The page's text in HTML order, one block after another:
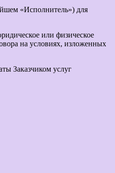
«Исполнитель») для
или физическое
на условиях, изложенных
Заказчиком услуг